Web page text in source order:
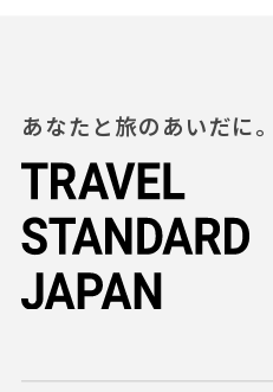
あなたと旅のあいだに。